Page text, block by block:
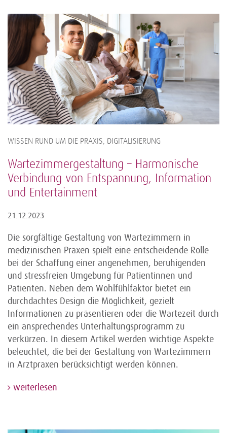
WISSEN RUND UM DIE PRAXIS, DIGITALISIERUNG
Wartezimmergestaltung – Harmonische
Verbindung von Entspannung, Information
und Entertainment
21.12.2023
Die sorgfältige Gestaltung von Wartezimmern in
medizinischen Praxen spielt eine entscheidende Rolle
bei der Schaffung einer angenehmen, beruhigenden
und stressfreien Umgebung für Patientinnen und
Patienten. Neben dem Wohlfühlfaktor bietet ein
durchdachtes Design die Möglichkeit, gezielt
Informationen zu präsentieren oder die Wartezeit durch
ein ansprechendes Unterhaltungsprogramm zu
verkürzen. In diesem Artikel werden wichtige Aspekte
beleuchtet, die bei der Gestaltung von Wartezimmern
in Arztpraxen berücksichtigt werden können.
weiterlesen